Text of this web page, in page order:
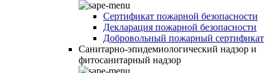
Сертификат пожарной безопасности
Декларация пожарной безопасности
Добровольный пожарный сертификат
Санитарно-эпидемиологический надзор и
фитосанитарный надзор